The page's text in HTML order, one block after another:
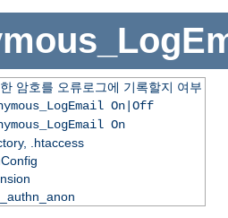
암호를 오류로그에 기록할지 여부
On|Off
On
.htaccess